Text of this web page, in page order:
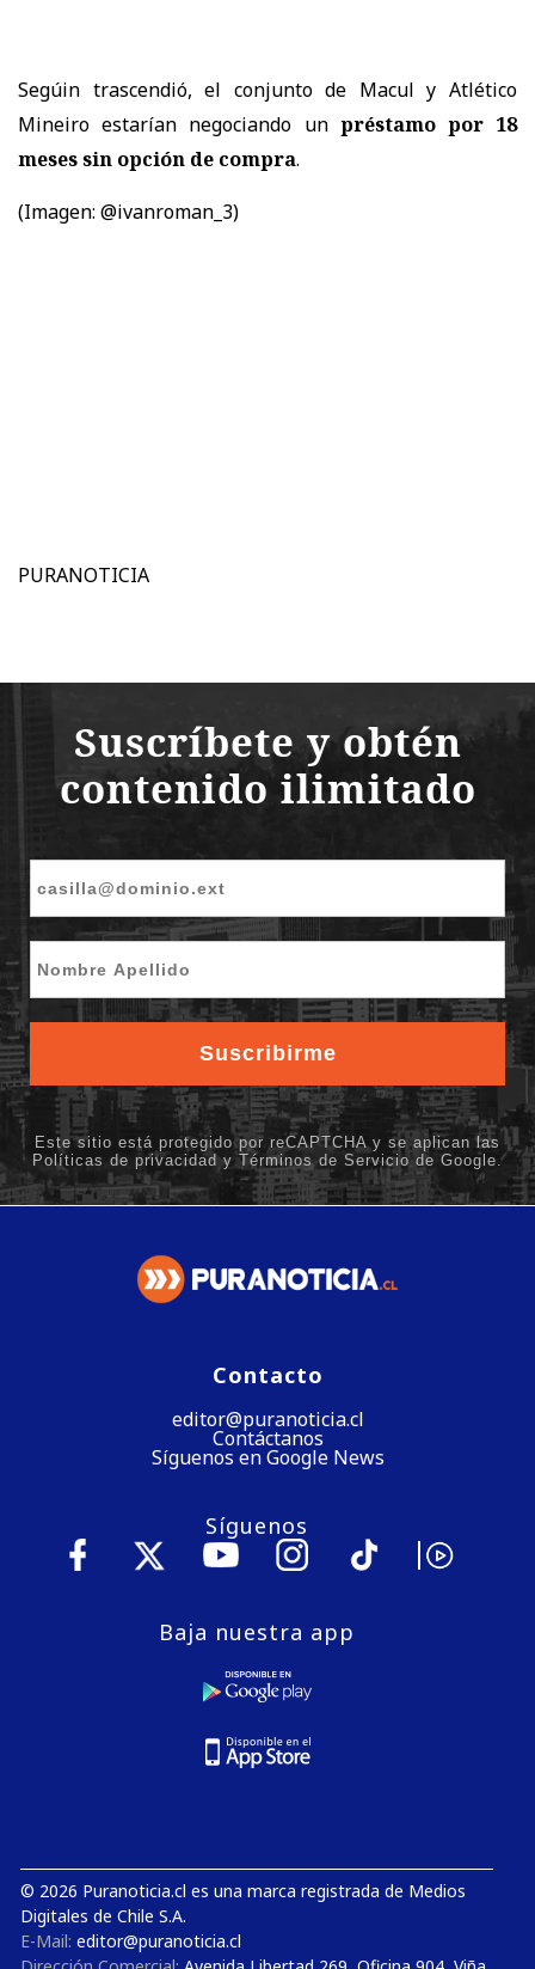
Segúin trascendió, el conjunto de Macul y Atlético
Mineiro estarían negociando un préstamo por 18
meses sin opción de compra.
(Imagen: @ivanroman_3)
PURANOTICIA
Contacto
editor@puranoticia.cl
Contáctanos
Síguenos en Google News
Síguenos
Baja nuestra app
© 2026 Puranoticia.cl es una marca registrada de Medios
Digitales de Chile S.A.
E-Mail: editor@puranoticia.cl